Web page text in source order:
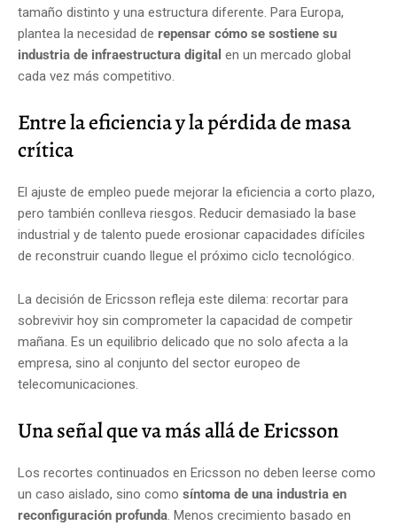
tamaño distinto y una estructura diferente. Para Europa,
plantea la necesidad de repensar cómo se sostiene su
industria de infraestructura digital en un mercado global
cada vez más competitivo.
Entre la eficiencia y la pérdida de masa
crítica
El ajuste de empleo puede mejorar la eficiencia a corto plazo,
pero también conlleva riesgos. Reducir demasiado la base
industrial y de talento puede erosionar capacidades difíciles
de reconstruir cuando llegue el próximo ciclo tecnológico.
La decisión de Ericsson refleja este dilema: recortar para
sobrevivir hoy sin comprometer la capacidad de competir
mañana. Es un equilibrio delicado que no solo afecta a la
empresa, sino al conjunto del sector europeo de
telecomunicaciones.
Una señal que va más allá de Ericsson
Los recortes continuados en Ericsson no deben leerse como
un caso aislado, sino como síntoma de una industria en
reconfiguración profunda. Menos crecimiento basado en